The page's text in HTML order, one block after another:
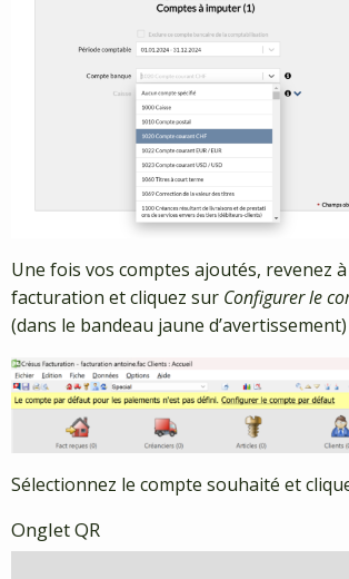
Une fois vos comptes ajoutés, revenez
facturation et cliquez sur Configurer le
(dans le bandeau jaune d’avertissement)
Sélectionnez le compte souhaité et
Onglet QR